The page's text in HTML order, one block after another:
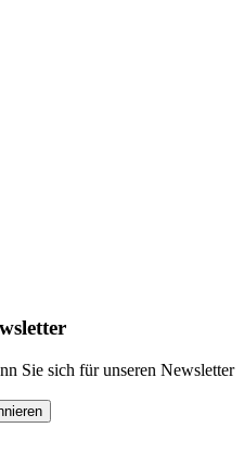
Sie sich für unseren Newsletter